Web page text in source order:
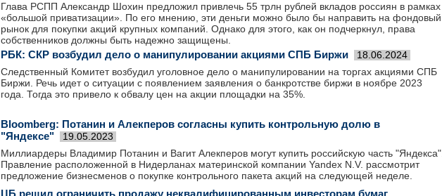
Глава РСПП Александр Шохин предложил привлечь 55 трлн рублей вкладов россиян в рамках
«большой приватизации». По его мнению, эти деньги можно было бы направить на фондовый
рынок для покупки акций крупных компаний. Однако для этого, как он подчеркнул, права
собственников должны быть надежно защищены.
РБК: СКР возбудил дело о манипулировании акциями СПБ Биржи 18.06.2024
Следственный Комитет возбудил уголовное дело о манипулировании на торгах акциями СПБ
Биржи. Речь идет о ситуации с появлением заявления о банкротстве биржи в ноябре 2023
года. Тогда это привело к обвалу цен на акции площадки на 35%.
Bloomberg: Потанин и Алекперов согласны купить контрольную долю в
"Яндексе"
19.05.2023
Миллиардеры Владимир Потанин и Вагит Алекперов могут купить российскую часть "Яндекса".
Правление расположенной в Нидерланах материнской компании Yandex N.V. рассмотрит
предложение бизнесменов о покупке контрольного пакета акций на следующей неделе.
ЦБ решил ограничить продажу неквалифицированным инвесторам бумаг